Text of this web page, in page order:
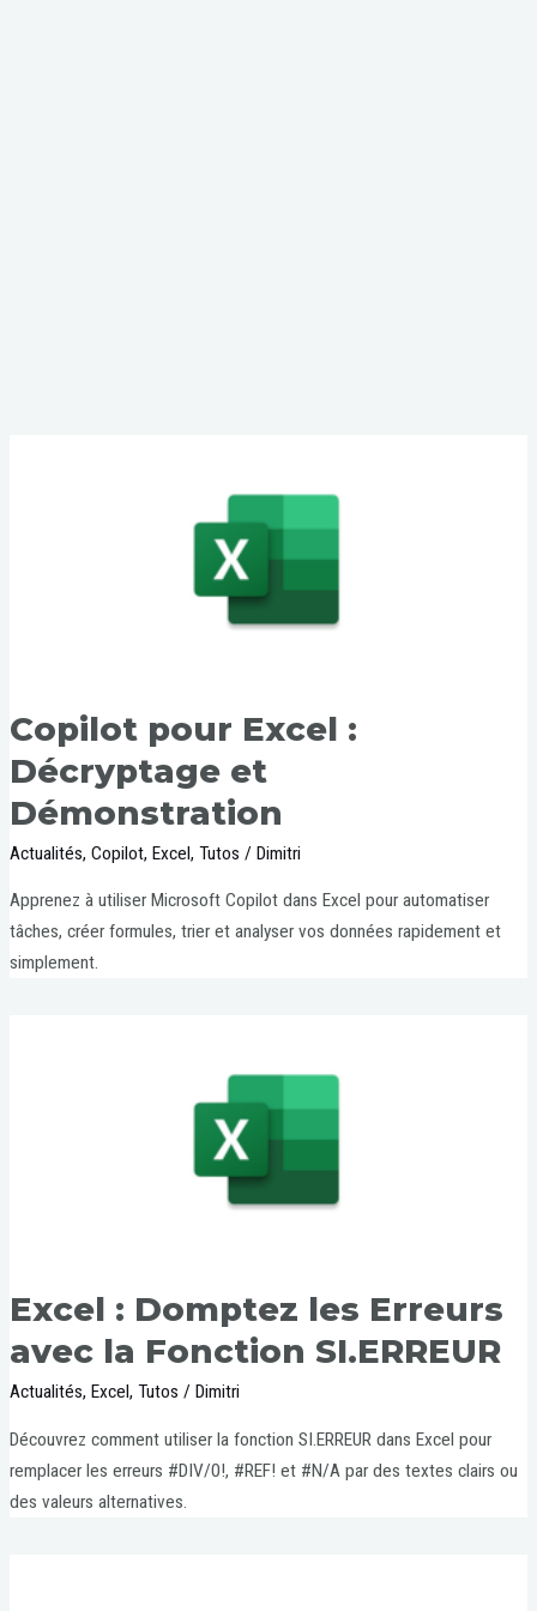
Copilot pour Excel :
Décryptage et
Démonstration
Actualités,Copilot,Excel,Tutos /Dimitri
Apprenez à utiliser Microsoft Copilot dans Excel pour automatiser
tâches, créer formules, trier et analyser vos données rapidement et
simplement.
Excel : Domptez les Erreurs
avec la Fonction SI.ERREUR
Actualités,Excel,Tutos /Dimitri
Découvrez comment utiliser la fonction SI.ERREUR dans Excel pour
remplacer les erreurs #DIV/0!, #REF! et #N/A par des textes clairs ou
des valeurs alternatives.